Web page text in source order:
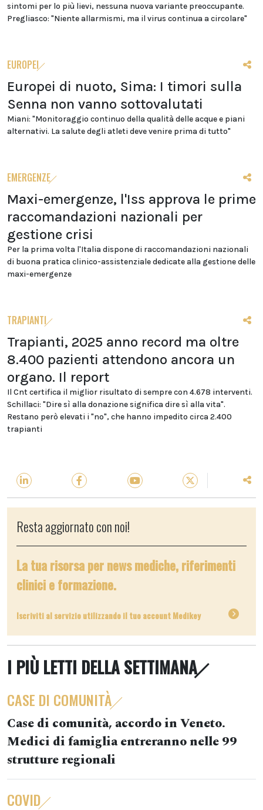
sintomi per lo più lievi, nessuna nuova variante preoccupante.
Pregliasco: "Niente allarmismi, ma il virus continua a circolare"
EUROPEI
Europei di nuoto, Sima: I timori sulla
Senna non vanno sottovalutati
Miani: "Monitoraggio continuo della qualità delle acque e piani
alternativi. La salute degli atleti deve venire prima di tutto"
EMERGENZE
Maxi-emergenze, l'Iss approva le prime
raccomandazioni nazionali per
gestione crisi
Per la prima volta l'Italia dispone di raccomandazioni nazionali
di buona pratica clinico-assistenziale dedicate alla gestione delle
maxi-emergenze
TRAPIANTI
Trapianti, 2025 anno record ma oltre
8.400 pazienti attendono ancora un
organo. Il report
Il Cnt certifica il miglior risultato di sempre con 4.678 interventi.
Schillaci: "Dire sì alla donazione significa dire sì alla vita".
Restano però elevati i "no", che hanno impedito circa 2.400
trapianti
Resta aggiornato con noi!
La tua risorsa per news mediche, riferimenti
clinici e formazione.
Iscriviti al servizio utilizzando il tuo account Medikey
I PIÙ LETTI DELLA SETTIMANA
CASE DI COMUNITÀ
Case di comunità, accordo in Veneto.
Medici di famiglia entreranno nelle 99
strutture regionali
COVID